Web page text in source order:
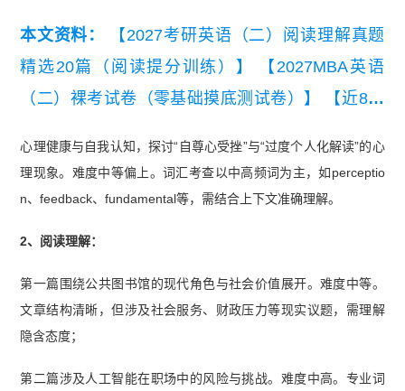
本文资料：
【2027考研英语（二）阅读理解真题
精选20篇（阅读提分训练）】
【2027MBA英语
（二）裸考试卷（零基础摸底测试卷）】
【近8年
6）】
【2019-2026年管综写作历年真题及范文汇
总】 【2026考研英语（二）真题及解析】
心理健康与自我认知，探讨“自尊心受挫”与“过度个人化解读”的心
理现象。难度中等偏上。词汇考查以中高频词为主，如perceptio
n、feedback、fundamental等，需结合上下文准确理解。
2、阅读理解：
第一篇围绕公共图书馆的现代角色与社会价值展开。难度中等。
文章结构清晰，但涉及社会服务、财政压力等现实议题，需理解
隐含态度；
第二篇涉及人工智能在职场中的风险与挑战。难度中高。专业词